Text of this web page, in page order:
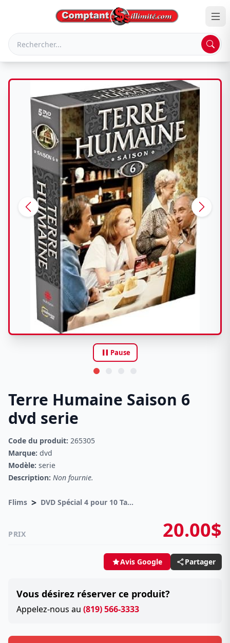
pause Pause
Terre Humaine Saison 6
dvd serie
Code du produit: 265305
Marque: dvd
Modèle: serie
Description: Non fournie.
Flims > DVD Spécial 4 pour 10 Taxes incluses sur -4.00$
PRIX 20.00$
Avis Google Partager
Vous désirez réserver ce produit?
Appelez-nous au (819) 566-3333